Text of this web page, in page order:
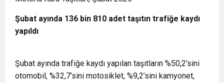
Şubat ayında 136 bin 810 adet taşıtın trafiğe kaydı
yapıldı
Şubat ayında trafiğe kaydı yapılan taşıtların %50,2’sini
otomobil, %32,7’sini motosiklet, %9,2’sini kamyonet,